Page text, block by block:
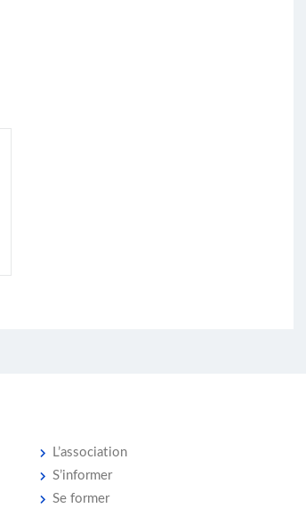
L’association
S’informer
Se former